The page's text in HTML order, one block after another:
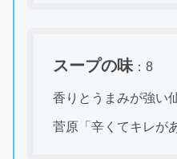
スープの味 ：8
香りとうまみが強い
菅原「辛くてキレが